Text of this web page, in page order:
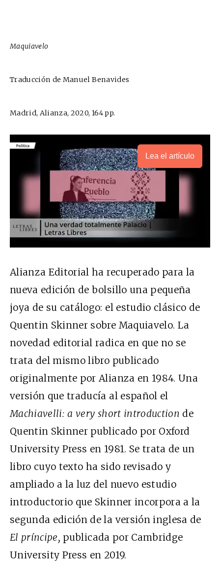
Maquiavelo
Traducción de Manuel Benavides
Madrid, Alianza, 2020, 164 pp.
Lea el artículo
Alianza Editorial ha recuperado para la
nueva edición de bolsillo una pequeña
joya de su catálogo: el estudio clásico de
Quentin Skinner sobre Maquiavelo. La
novedad editorial radica en que no se
trata del mismo libro publicado
originalmente por Alianza en 1984. Una
versión que traducía al español el
Machiavelli: a very short introduction de
Quentin Skinner publicado por Oxford
University Press en 1981. Se trata de un
libro cuyo texto ha sido revisado y
ampliado a la luz del nuevo estudio
introductorio que Skinner incorpora a la
segunda edición de la versión inglesa de
El príncipe, publicada por Cambridge
University Press en 2019.